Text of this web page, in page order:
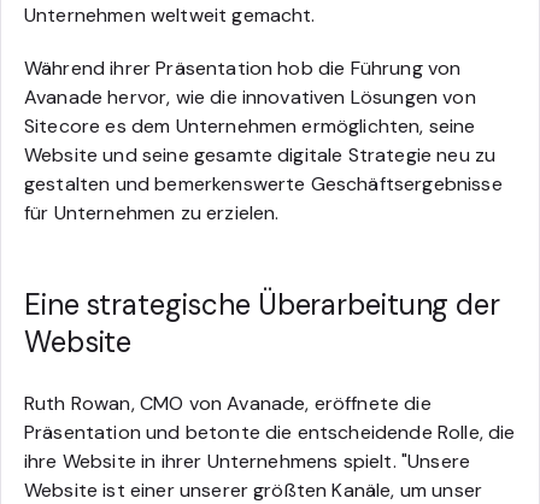
Unternehmen weltweit gemacht.
Während ihrer Präsentation hob die Führung von
Avanade hervor, wie die innovativen Lösungen von
Sitecore es dem Unternehmen ermöglichten, seine
Website und seine gesamte digitale Strategie neu zu
gestalten und bemerkenswerte Geschäftsergebnisse
für Unternehmen zu erzielen.
Eine strategische Überarbeitung der
Website
Ruth Rowan, CMO von Avanade, eröffnete die
Präsentation und betonte die entscheidende Rolle, die
ihre Website in ihrer Unternehmens spielt. "Unsere
Website ist einer unserer größten Kanäle, um unser